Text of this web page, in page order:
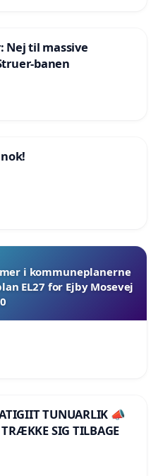
Nej til massive
banen
i kommuneplanerne
EL27 for Ejby Mosevej
TUNUARLIK 📣
SIG TILBAGE